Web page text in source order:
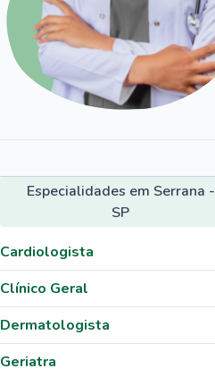
Especialidades em Serrana -
SP
Cardiologista
Clínico Geral
Dermatologista
Geriatra